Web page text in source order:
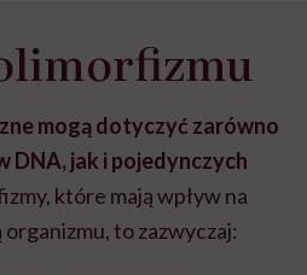
mogą dotyczyć zarówno
DNA, jak i pojedynczych
które mają wpływ na
to zazwyczaj: